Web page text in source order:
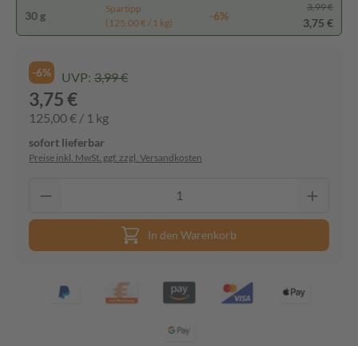
30 g
Spartipp
(125,00 € / 1 kg)
-6%
3,99 €
3,75 €
-6% UVP: 3,99 €
3,75 €
125,00 € / 1 kg
sofort lieferbar
Preise inkl. MwSt. ggf. zzgl. Versandkosten
In den Warenkorb